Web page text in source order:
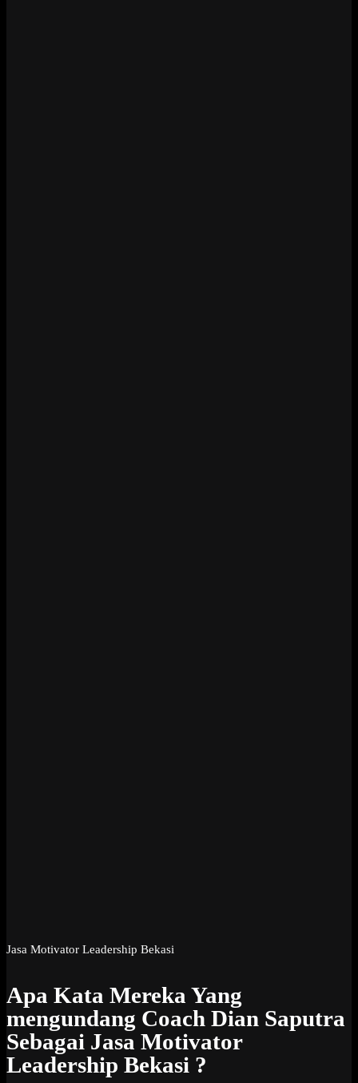
Jasa Motivator Leadership Bekasi
Apa Kata Mereka Yang
mengundang Coach Dian Saputra
Sebagai Jasa Motivator
Leadership Bekasi ?